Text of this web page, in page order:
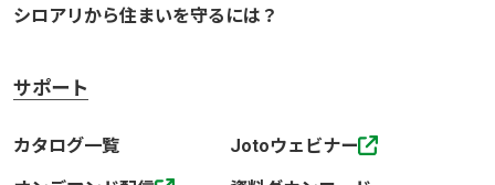
シロアリから住まいを守るには？
サポート
カタログ一覧 Jotoウェビナー